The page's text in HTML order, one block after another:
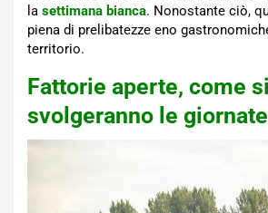
la settimana bianca. Nonostante ciò,
piena di prelibatezze eno
territorio.
Fattorie aperte, come si
svolgeranno le giornate